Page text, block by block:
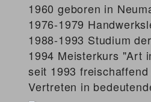
ARCHIV
DAUERAUSSTELLUNG
MESSEN
ZEITGENÖSSISCH
1960 geboren in
1976-1979
1988-1993 Studium
1994 Meisterkurs "Art
seit 1993
Vertreten in